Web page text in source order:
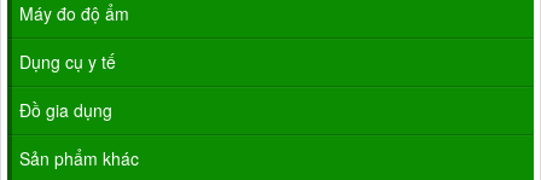
Máy đo độ ẩm
Dụng cụ y tế
Đồ gia dụng
Sản phẩm khác